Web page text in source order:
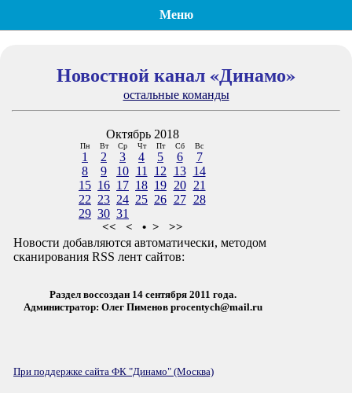
Меню
Новостной канал «Динамо»
остальные команды
Октябрь 2018
Пн Вт Ср Чт Пт Сб Вс
1 2 3 4 5 6
7
8
9 10 11 12 13
14
15 16 17 18 19 20
21
22 23 24 25 26 27
28
29 30 31
<< < • > >>
Новости добавляются автоматически, методом
сканирования RSS лент сайтов:
Раздел воссоздан 14 сентября 2011 года.
Администратор: Олег Пименов procentych@mail.ru
При поддержке сайта ФК "Динамо" (Москва)